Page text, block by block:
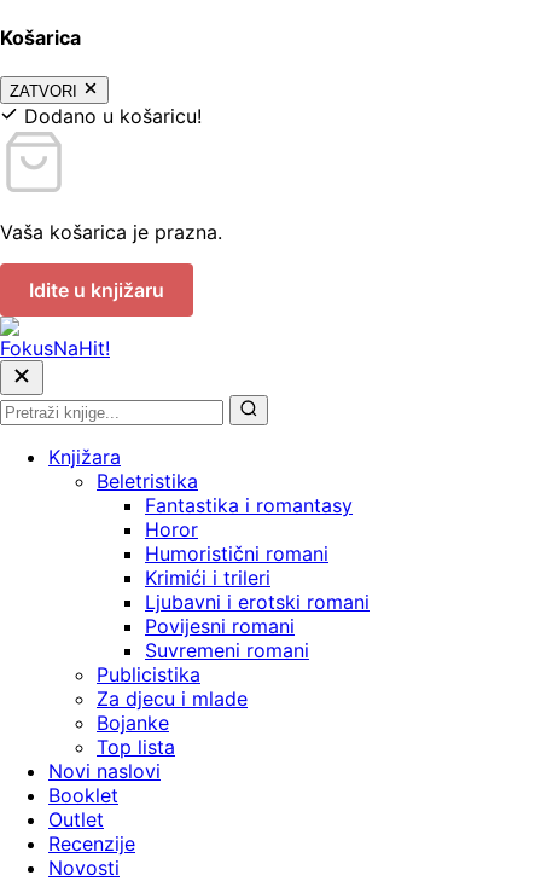
Košarica
ZATVORI
Dodano u košaricu!
Vaša košarica je prazna.
Idite u knjižaru
Knjižara
Beletristika
Fantastika i romantasy
Horor
Humoristični romani
Krimići i trileri
Ljubavni i erotski romani
Povijesni romani
Suvremeni romani
Publicistika
Za djecu i mlade
Bojanke
Top lista
Novi naslovi
Booklet
Outlet
Recenzije
Novosti